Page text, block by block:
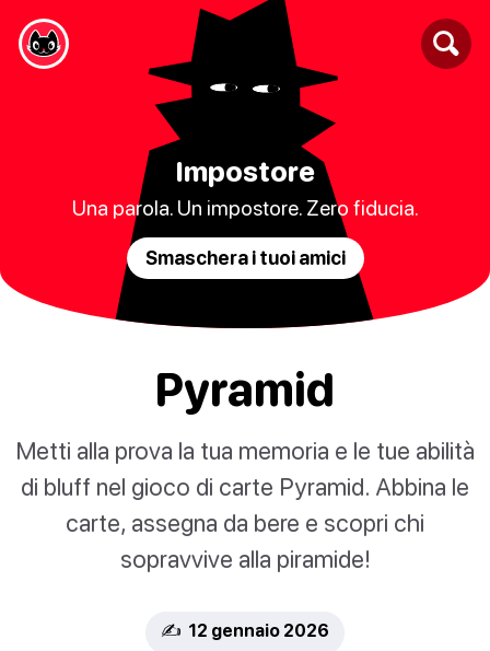
Impostore
Una parola. Un impostore. Zero fiducia.
Smaschera i tuoi amici
Pyramid
Metti alla prova la tua memoria e le tue abilità
di bluff nel gioco di carte Pyramid. Abbina le
carte, assegna da bere e scopri chi
sopravvive alla piramide!
✍️ 12 gennaio 2026